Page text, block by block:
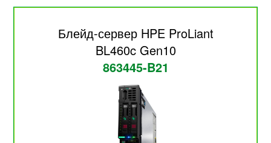
Блейд-сервер HPE ProLiant
BL460c Gen10
863445-B21